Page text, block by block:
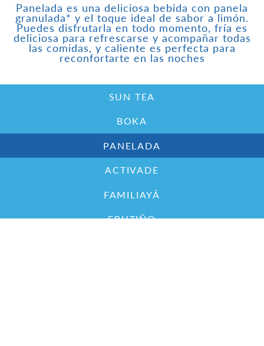
Panelada es una deliciosa bebida con panela
granulada* y el toque ideal de sabor a limón.
Puedes disfrutarla en todo momento, fría es
deliciosa para refrescarse y acompañar todas
las comidas, y caliente es perfecta para
reconfortarte en las noches
SUN TEA
BOKA
PANELADA
ACTIVADE
FAMILIAYÁ
FRUTIÑO